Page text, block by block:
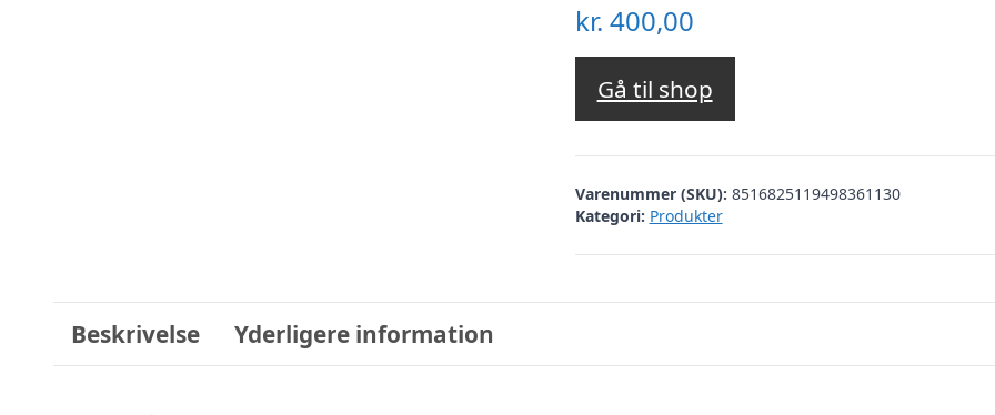
kr. 400,00
Gå til shop
Varenummer (SKU): 8516825119498361130
Kategori: Produkter
Beskrivelse Yderligere information